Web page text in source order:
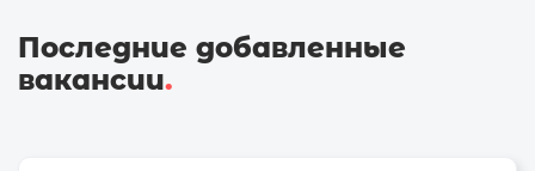
Последние добавленные
вакансии.